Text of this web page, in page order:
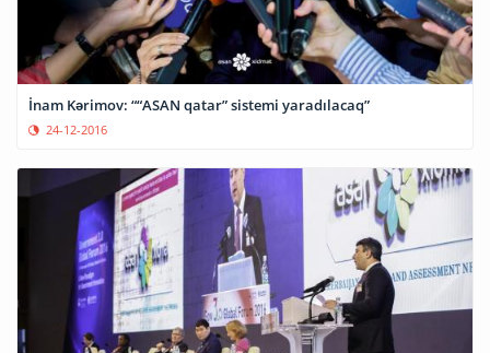
İnam Kərimov: ““ASAN qatar” sistemi yaradılacaq”
24-12-2016